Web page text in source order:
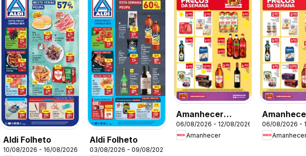
Aldi Folheto
10/08/2026 - 16/08/2026
Aldi Folheto
03/08/2026 - 09/08/2026
Amanhecer
Folheto Madeira
06/08/2026 - 12/08/2026
Amanhecer
Folheto
06/08/2026 -